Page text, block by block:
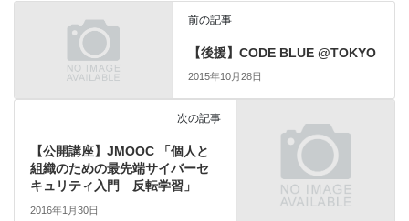
前の記事
【後援】CODE BLUE @TOKYO
2015年10月28日
次の記事
【公開講座】JMOOC 「個人と
組織のための最先端サイバーセ
キュリティ入門 反転学習」
2016年1月30日